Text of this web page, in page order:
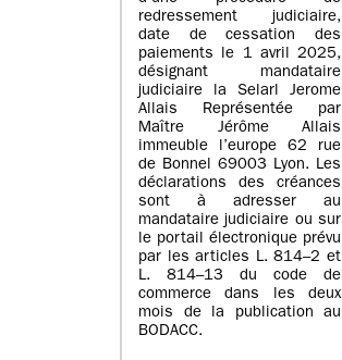
redressement judiciaire,
date de cessation des
paiements le 1 avril 2025,
désignant mandataire
judiciaire la Selarl Jerome
Allais Représentée par
Maître Jérôme Allais
immeuble l’europe 62 rue
de Bonnel 69003 Lyon. Les
déclarations des créances
sont à adresser au
mandataire judiciaire ou sur
le portail électronique prévu
par les articles L. 814–2 et
L. 814–13 du code de
commerce dans les deux
mois de la publication au
BODACC.